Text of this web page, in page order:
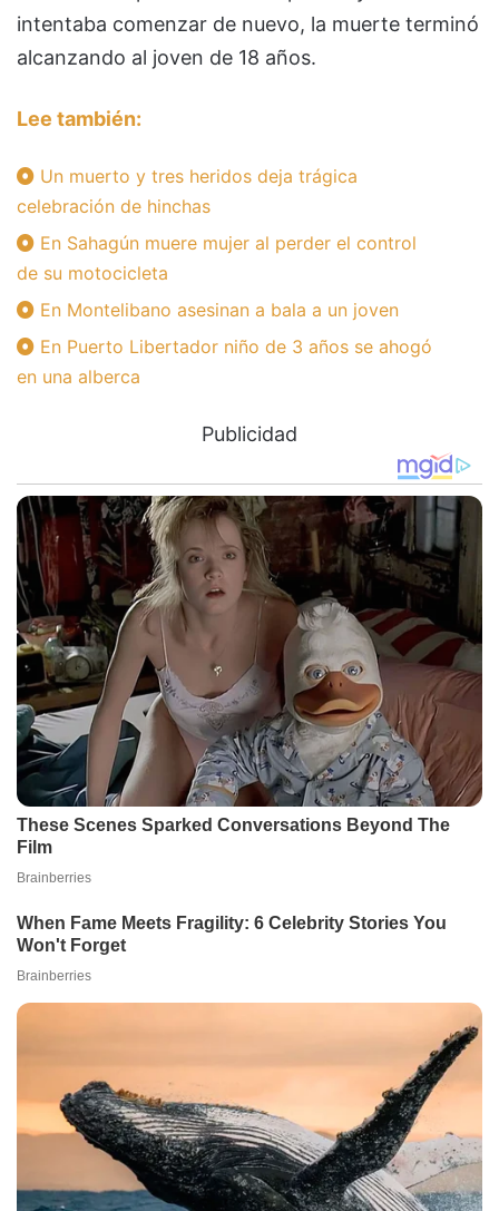
intentaba comenzar de nuevo, la muerte terminó
alcanzando al joven de 18 años.
Lee también:
Un muerto y tres heridos deja trágica
celebración de hinchas
En Sahagún muere mujer al perder el control
de su motocicleta
En Montelibano asesinan a bala a un joven
En Puerto Libertador niño de 3 años se ahogó
en una alberca
Publicidad